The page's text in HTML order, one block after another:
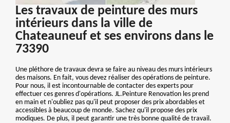
Les travaux de peinture des murs
intérieurs dans la ville de
Chateauneuf et ses environs dans le
73390
Une pléthore de travaux devra se faire au niveau des murs intérieurs
des maisons. En fait, vous devez réaliser des opérations de peinture.
Pour nous, il est incontournable de contacter des experts pour
effectuer ces genres d'opérations. JL.Peinture Renovation les prend
en main et n'oubliez pas qu'il peut proposer des prix abordables et
accessibles à beaucoup de monde. Sachez qu'il propose des prix
modiques. De plus, il peut garantir une très bonne qualité de travail.